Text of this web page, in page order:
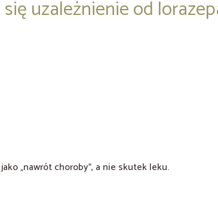
się uzależnienie od
„nawrót choroby”, a nie skutek leku.